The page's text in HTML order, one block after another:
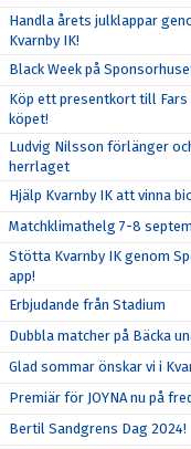
Handla årets julklappar
Kvarnby IK!
Black Week på
Köp ett presentkort till
köpet!
Ludvig Nilsson förlänger
herrlaget
Hjälp Kvarnby IK att vinna
Matchklimathelg 7-8
Stötta Kvarnby IK genom
app!
Erbjudande från Stadium
Dubbla matcher på Bäcka
Glad sommar önskar vi i
Premiär för JOYNA nu på
Bertil Sandgrens Dag 2024!